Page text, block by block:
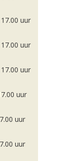
uur
uur
uur
uur
uur
uur